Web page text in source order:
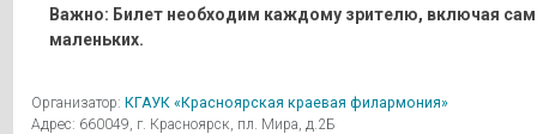
Важно: Билет необходим каждому зрителю, включая
маленьких.
Организатор: КГАУК «Красноярская краевая филармония»
Адрес: 660049, г. Красноярск, пл. Мира, д.2Б